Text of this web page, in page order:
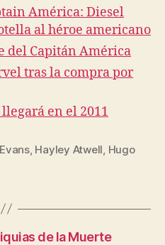
América: Diesel
al héroe americano
del Capitán América
tras la compra por
en el 2011
, Hayley Atwell Hugo
de la Muerte